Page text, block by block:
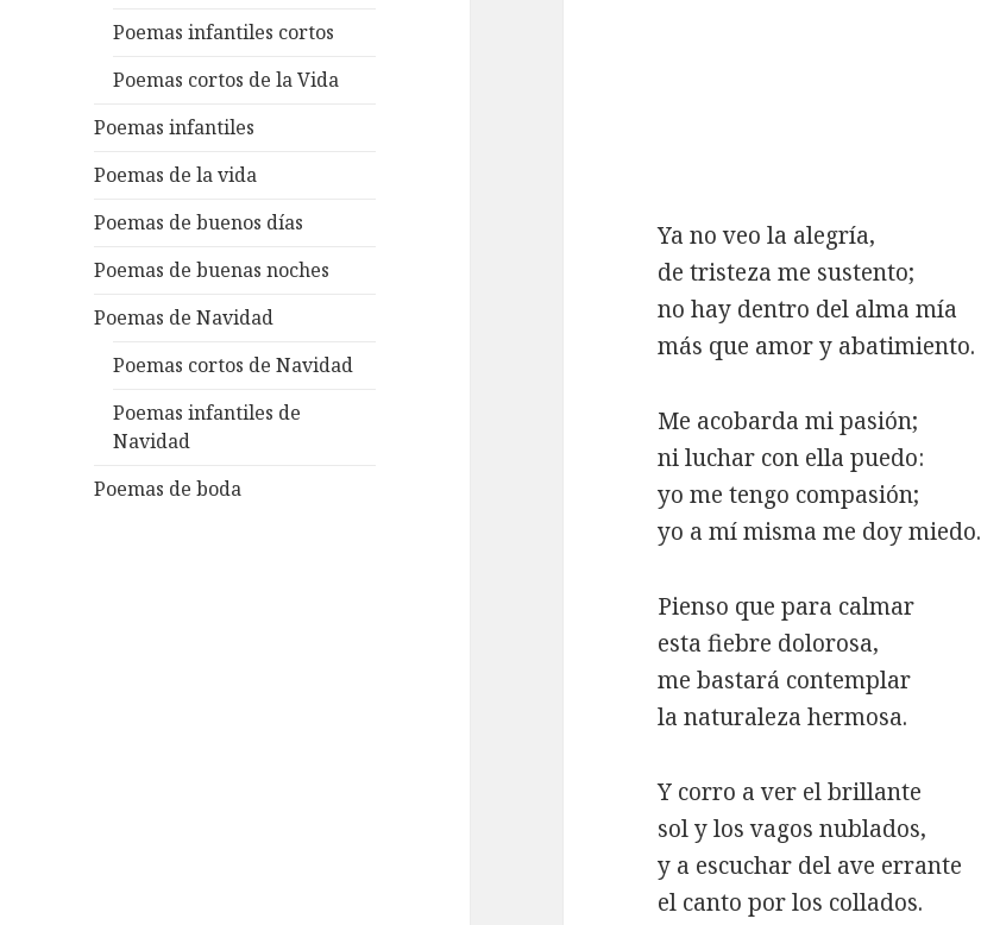
Poemas infantiles cortos
Poemas cortos de la Vida
Poemas infantiles
Poemas de la vida
Poemas de buenos días
Poemas de buenas noches
Poemas de Navidad
Poemas cortos de Navidad
Poemas infantiles de
Navidad
Poemas de boda
Ya no veo la alegría,
de tristeza me sustento;
no hay dentro del alma mía
más que amor y abatimiento.
Me acobarda mi pasión;
ni luchar con ella puedo:
yo me tengo compasión;
yo a mí misma me doy miedo.
Pienso que para calmar
esta fiebre dolorosa,
me bastará contemplar
la naturaleza hermosa.
Y corro a ver el brillante
sol y los vagos nublados,
y a escuchar del ave errante
el canto por los collados.